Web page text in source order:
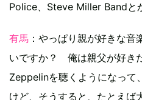
Police、Steve Miller Bandと
有馬 ：やっぱり親が好きな
いですか？ 俺は親父が好き
Zeppelinを聴くようになって
けど、そうすると、たとえば